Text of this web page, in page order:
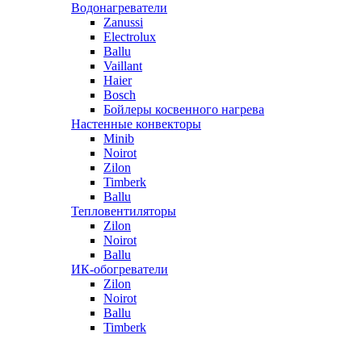
Водонагреватели
Zanussi
Electrolux
Ballu
Vaillant
Haier
Bosch
Бойлеры косвенного нагрева
Настенные конвекторы
Minib
Noirot
Zilon
Timberk
Ballu
Тепловентиляторы
Zilon
Noirot
Ballu
ИК-обогреватели
Zilon
Noirot
Ballu
Timberk